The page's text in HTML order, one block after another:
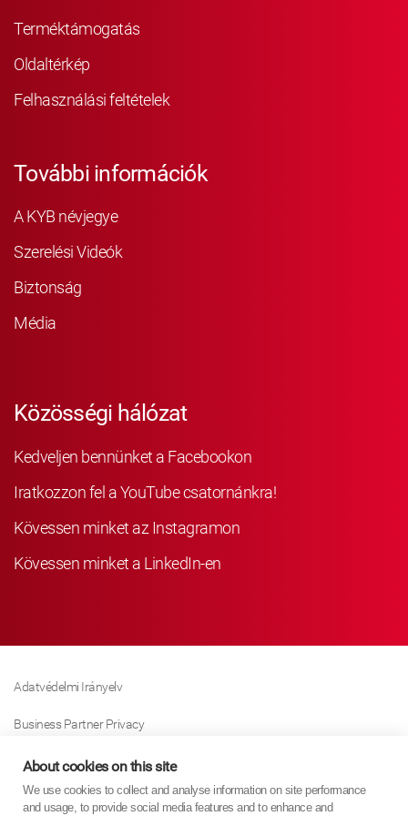
Terméktámogatás
Oldaltérkép
Felhasználási feltételek
További információk
A KYB névjegye
Szerelési Videók
Biztonság
Média
Közösségi hálózat
Kedveljen bennünket a Facebookon
Iratkozzon fel a YouTube csatornánkra!
Kövessen minket az Instagramon
Kövessen minket a LinkedIn-en
Adatvédelmi Irányelv
Business Partner Privacy
Sütikre Vonatkozó Irányelv
Modern Slavery Act Policy
About cookies on this site
We use cookies to collect and analyse information on site performance
and usage, to provide social media features and to enhance and